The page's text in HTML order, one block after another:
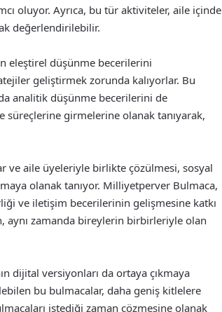
oluyor. Ayrıca, bu tür aktiviteler, aile içinde
değerlendirilebilir.
eleştirel düşünme becerilerini
geliştirmek zorunda kalıyorlar. Bu
analitik düşünme becerilerini de
girmelerine olanak tanıyarak,
ve aile üyeleriyle birlikte çözülmesi, sosyal
olanak tanıyor. Milliyetperver Bulmaca,
ve iletişim becerilerinin gelişmesine katkı
aynı zamanda bireylerin birbirleriyle olan
dijital versiyonları da ortaya çıkmaya
bu bulmacalar, daha geniş kitlelere
istediği zaman çözmesine olanak